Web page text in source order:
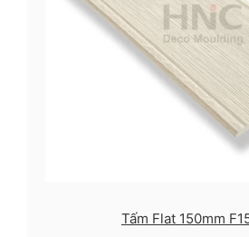
Tấm Flat 150mm